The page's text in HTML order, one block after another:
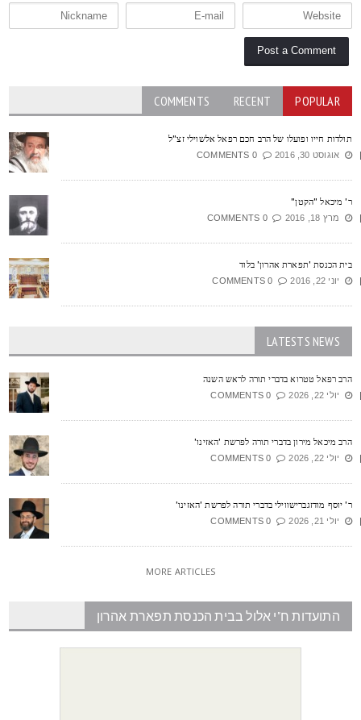
POPULAR
RECENT
COMMENTS
חייו ופועלו של הרב חכם רפאל אלשוילי זצ"ל
אוגוסט 30, 2016 0 COMMENTS
מיכאל "הקטן"
מרץ 18, 2016 0 COMMENTS
הכנסת 'תפארת אהרון' בלוד
יוני 22, 2016 0 COMMENTS
LATESTS NEWS
רפאל טטרוא בדברי תורה לראש השנה
יולי 22, 2026 0 COMMENTS
מיכאל מירון בדברי תורה לפרשת 'האזינו'
יולי 22, 2026 0 COMMENTS
יוסף מודזגברישווילי בדברי תורה לפרשת 'האזינו'
יולי 21, 2026 0 COMMENTS
MORE ARTICLES
התועדות ח"י אלול בבית הכנסת תפארת אהרון